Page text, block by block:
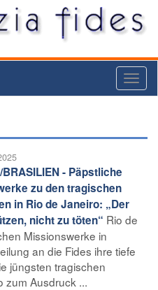
- Päpstliche
zu den tragischen
in Rio de Janeiro: „Der
nicht zu töten“ Rio de
Missionswerke in
an die Fides ihre tiefe
jüngsten tragischen
zum Ausdruck ...